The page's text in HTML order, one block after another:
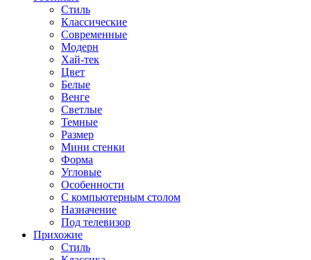
Стиль
Классические
Современные
Модерн
Хай-тек
Цвет
Белые
Венге
Светлые
Темные
Размер
Мини стенки
Форма
Угловые
Особенности
С компьютерным столом
Назначение
Под телевизор
Прихожие
Стиль